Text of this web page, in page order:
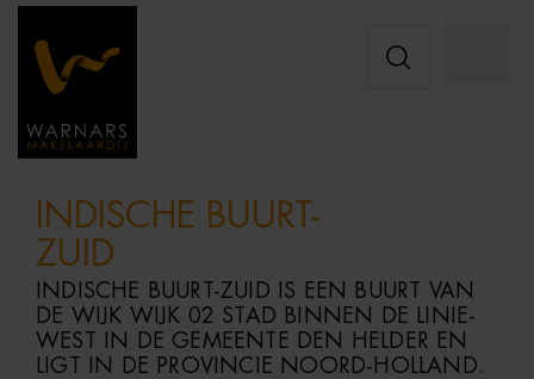
INDISCHE BUURT-
ZUID
INDISCHE BUURT-ZUID IS EEN BUURT VAN
DE WIJK WIJK 02 STAD BINNEN DE LINIE-
WEST IN DE GEMEENTE DEN HELDER EN
LIGT IN DE PROVINCIE NOORD-HOLLAND.